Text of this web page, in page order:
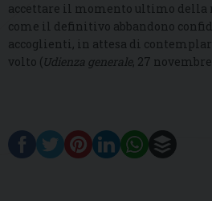
accettare il momento ultimo della
come il definitivo abbandono
accoglienti, in attesa di
volto (Udienza generale, 27 novembre